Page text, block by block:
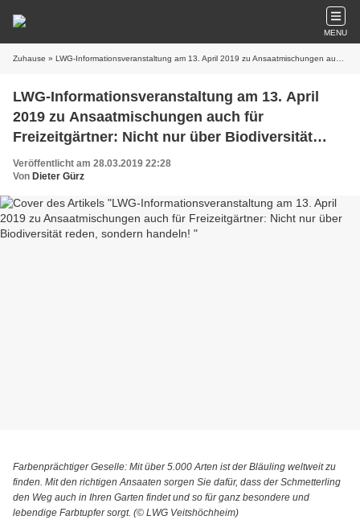
MENU
Zuhause » LWG-Informationsveranstaltung am 13. April 2019 zu Ansaatmischungen auch für Freizeitgärtner: Nicht nur über Biodiversität reden, sondern handeln!
LWG-Informationsveranstaltung am 13. April
2019 zu Ansaatmischungen auch für
Freizeitgärtner: Nicht nur über Biodiversität
reden, sondern handeln!
Veröffentlicht am 28.03.2019 22:28
Von Dieter Gürz
FarbenprächtigerGeselle: Mit über 5.000 Arten ist der Bläuling weltweit zu
finden. Mit den richtigen Ansaaten sorgen Sie dafür, dass der Schmetterling
den Weg auch in Ihren Garten findet und so für ganz besondere und
lebendige Farbtupfer sorgt. (© LWG Veitshöchheim)